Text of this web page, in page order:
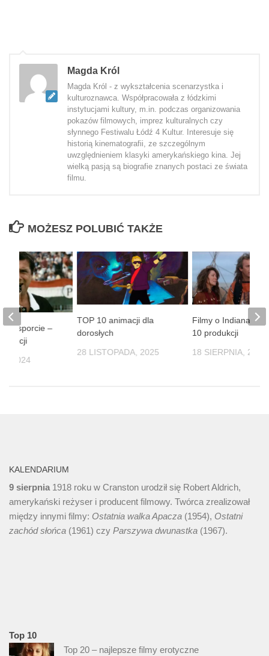
Magda Król
Magda Król - z wykształcenia scenarzystka i
kulturoznawca. Współpracowała z łódzkimi
instytucjami kultury, m.in. podczas organizowania
pokazów filmowych, imprez kulturalnych czy
słynnego Festiwalu Łódź 4 Kultur. Interesuje się
historią kinematografii, ze szczególnym
uwzględnieniem klasyki amerykańskiego kina. Jej
wielką pasją są biografie znanych postaci ze świata
filmu.
MOŻESZ POLUBIĆ TAKŻE
TOP 10 animacji dla
dorosłych
28 LISTOPADA, 2025
Filmy o Indianach –
10 produkcji
18 SIERPNIA, 2025
o sporcie –
2024
KALENDARIUM
9 sierpnia 1918 roku w Cranston urodził się Robert Aldrich,
amerykański reżyser i producent filmowy. Twórca zrealizował
między innymi filmy: Ostatnia walka Apacza (1954), Ostatni
zachód słońca (1961) czy Parszywa dwunastka (1967).
Top 10
Top 20 – najlepsze filmy erotyczne